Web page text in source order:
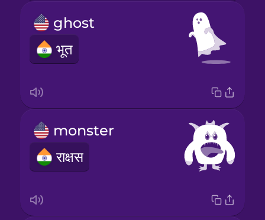
ghost
भूत
monster
राक्षस